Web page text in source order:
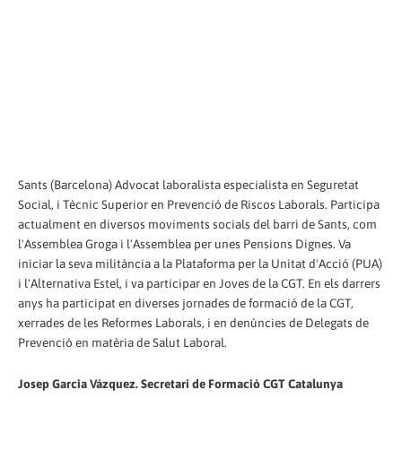
Sants (Barcelona) Advocat laboralista especialista en Seguretat
Social, i Tècnic Superior en Prevenció de Riscos Laborals. Participa
actualment en diversos moviments socials del barri de Sants, com
l'Assemblea Groga i l'Assemblea per unes Pensions Dignes. Va
iniciar la seva militància a la Plataforma per la Unitat d'Acció (PUA)
i l'Alternativa Estel, i va participar en Joves de la CGT. En els darrers
anys ha participat en diverses jornades de formació de la CGT,
xerrades de les Reformes Laborals, i en denúncies de Delegats de
Prevenció en matèria de Salut Laboral.
Josep Garcia Vázquez. Secretari de Formació CGT Catalunya